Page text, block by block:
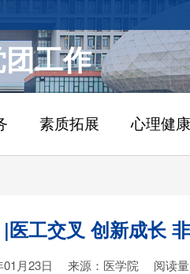
工作
素质拓展 心理健康
医工交叉 创新成长
月23日 来源：医学院 阅读量